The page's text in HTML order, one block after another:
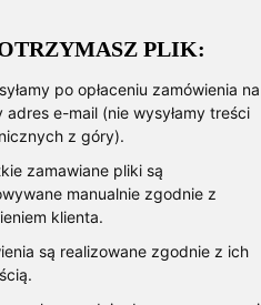
PLIK:
po opłaceniu zamówienia na
adres e-mail (nie wysyłamy treści
z góry).
zamawiane pliki są
manualnie zgodnie z
klienta.
są realizowane zgodnie z ich